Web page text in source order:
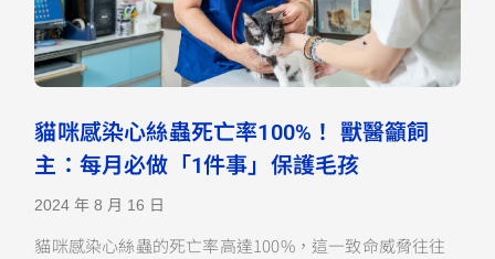
貓咪感染心絲蟲死亡率100%！ 獸醫籲飼
主：每月必做「1件事」保護毛孩
2024 年 8 月 16 日
貓咪感染心絲蟲的死亡率高達100%，這一致命威脅往往